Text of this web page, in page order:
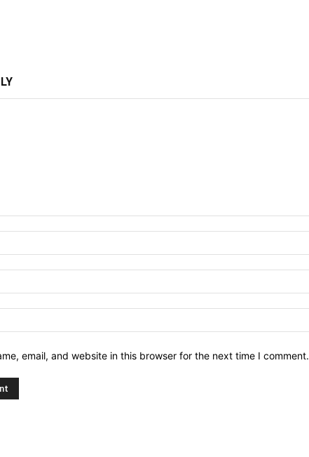
email, and website in this browser for the next time I comment.